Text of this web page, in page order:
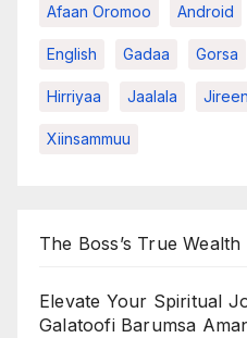
Afaan Oromoo Android
English Gadaa Gorsa
Hirriyaa Jaalala
Xiinsammuu
The Boss’s True Wealth
Elevate Your Spiritual
Galatoofi Barumsa